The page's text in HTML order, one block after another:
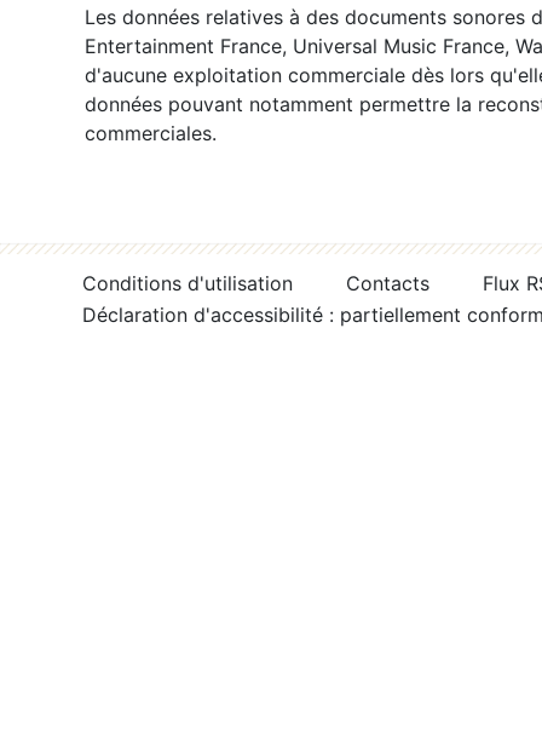
Les données relatives à des documents sonores
Entertainment France, Universal Music France,
d'aucune exploitation commerciale dès lors
données pouvant notamment permettre la
commerciales.
Conditions d'utilisation Contacts
Flux
Déclaration d'accessibilité : partiellement